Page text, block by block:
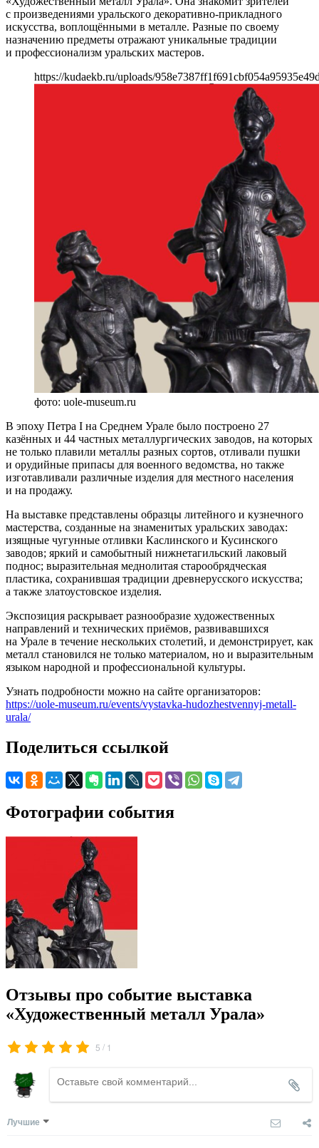
с произведениями уральского декоративно-прикладного
искусства, воплощёнными в металле. Разные по своему
назначению предметы отражают уникальные традиции
и профессионализм уральских мастеров.
https://kudaekb.ru/uploads/
фото: uole-museum.ru
В эпоху Петра I на Среднем Урале было построено 27
казённых и 44 частных металлургических заводов, на которых
не только плавили металлы разных сортов, отливали пушки
и орудийные припасы для военного ведомства, но также
изготавливали различные изделия для местного населения
и на продажу.
На выставке представлены образцы литейного и кузнечного
мастерства, созданные на знаменитых уральских заводах:
изящные чугунные отливки Каслинского и Кусинского
заводов; яркий и самобытный нижнетагильский лаковый
поднос; выразительная меднолитая старообрядческая
пластика, сохранившая традиции древнерусского искусства;
а также златоустовское изделия.
Экспозиция раскрывает разнообразие художественных
направлений и технических приёмов, развивавшихся
на Урале в течение нескольких столетий, и демонстрирует, как
металл становился не только материалом, но и выразительным
языком народной и профессиональной культуры.
Узнать подробности можно на сайте организаторов:
https://uole-museum.ru/events/vystavka-hudozhestvennyj-metall-
urala/
Поделиться ссылкой
Фотографии события
Отзывы про событие выставка
«Художественный металл Урала»
5 / 1
Лучшие